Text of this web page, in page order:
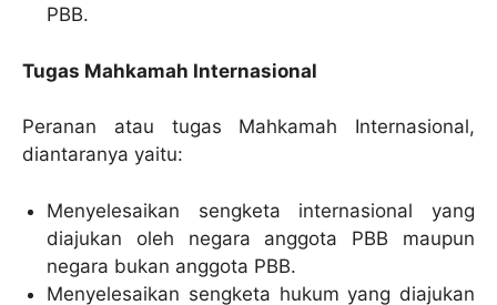
PBB.
Tugas Mahkamah Internasional
Peranan atau tugas Mahkamah Internasional,
diantaranya yaitu:
Menyelesaikan sengketa internasional yang
diajukan oleh negara anggota PBB maupun
negara bukan anggota PBB.
Menyelesaikan sengketa hukum yang diajukan